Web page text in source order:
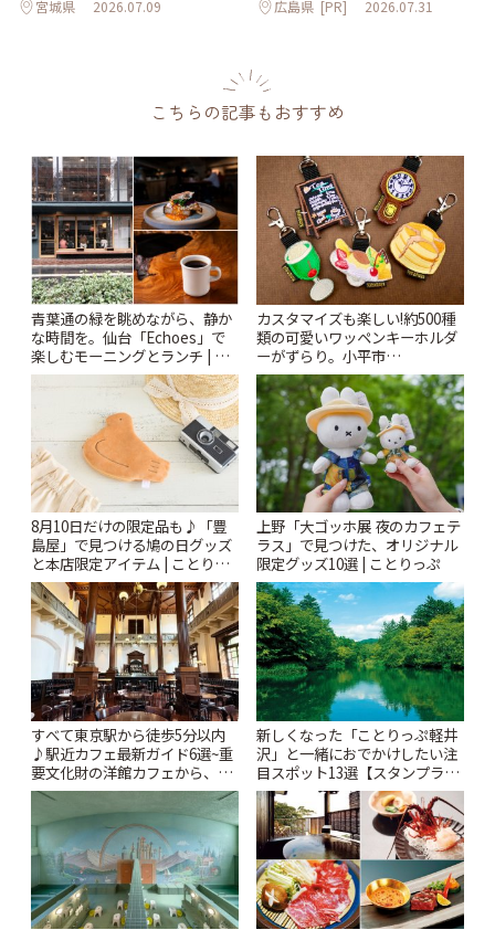
宮城県 2026.07.09 広島県 [PR] 2026.07.31
こちらの記事もおすすめ
青葉通の緑を眺めながら、静か
な時間を。仙台「Echoes」で
楽しむモーニングとランチ | こ
とりっぷ
カスタマイズも楽しい!約500種
類の可愛いワッペンキーホルダ
ーがずらり。小平市
「Kimamaya T&K」 | ことりっ
ぷ
8月10日だけの限定品も♪「豊
島屋」で見つける鳩の日グッズ
と本店限定アイテム | ことりっ
ぷ
上野「大ゴッホ展 夜のカフェテ
ラス」で見つけた、オリジナル
限定グッズ10選 | ことりっぷ
すべて東京駅から徒歩5分以内
♪駅近カフェ最新ガイド6選~重
要文化財の洋館カフェから、改
札すぐのレトロ喫茶まで~ | こと
新しくなった「ことりっぷ軽井
沢」と一緒におでかけしたい注
目スポット13選【スタンプラリ
ー開催中】 | ことりっぷ